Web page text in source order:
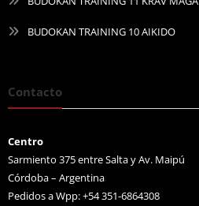
BUDOKAN TRAINING 10 AIKIDO
Contacto
Centro
Sarmiento 375 entre Salta y Av. Maipú
Córdoba – Argentina
Pedidos a Wpp: +54 351-6864308